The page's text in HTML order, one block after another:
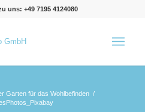
uns: +49 7195 4124080
Garten für das Wohlbefinden /